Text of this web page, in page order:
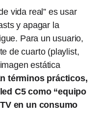
vida real” es usar
y apagar la
Para un usuario,
de cuarto (playlist,
estática
términos prácticos,
C5 como “equipo
en un consumo